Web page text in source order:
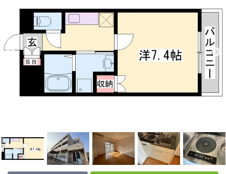
カップル向けの部屋を探す
敷金礼金0円の部屋を探す
都市ガス&オール電化の部屋を探す
ネット無料の部屋を探す
☆インターネット無料物件☆
☆敷金·礼金0円物件☆